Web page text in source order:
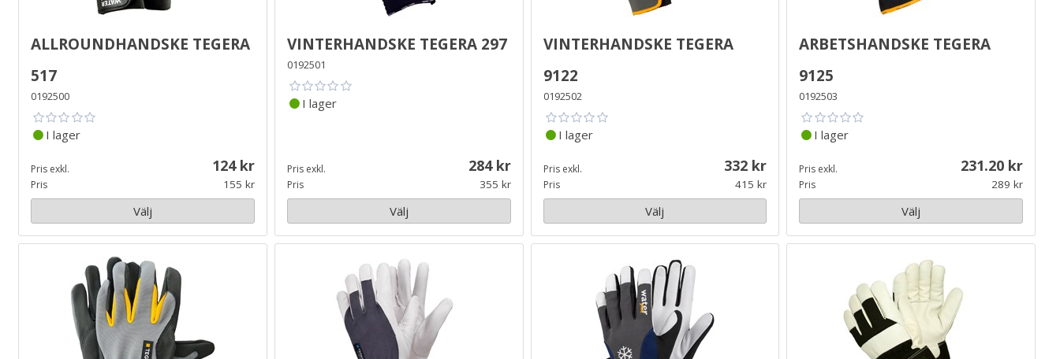
Allroundhandske Tegera
517
0192500
I lager
Pris exkl. 124
Pris 155
Välj
Vinterhandske Tegera 297
0192501
I lager
Pris exkl. 284
Pris 355
Välj
Vinterhandske Tegera
9122
0192502
I lager
Pris exkl. 332
Pris 415
Välj
Arbetshandske Tegera
9125
0192503
I lager
Pris exkl. 231.20
Pris 289
Välj